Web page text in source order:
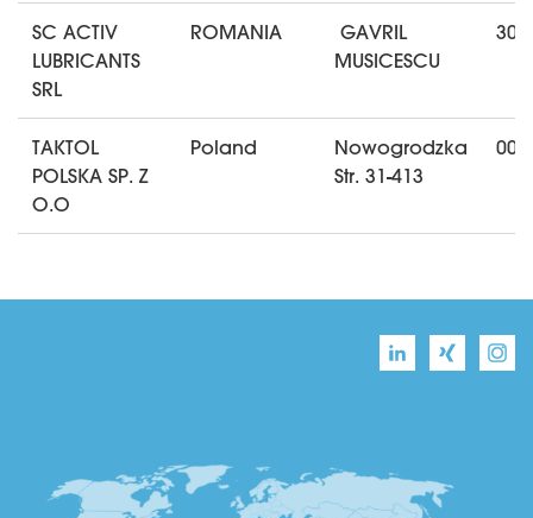
SC ACTIV
LUBRICANTS
SRL
ROMANIA
GAVRIL
MUSICESCU
TAKTOL
POLSKA SP. Z
O.O
Poland
Nowogrodzka
Str. 31-413
00-